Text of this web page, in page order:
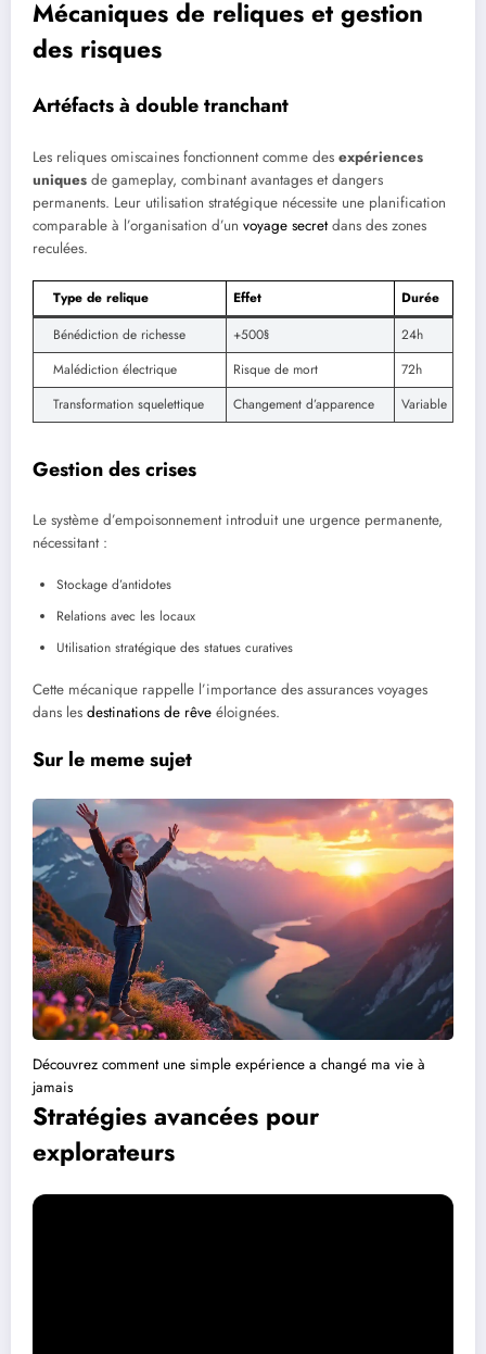
Mécaniques de reliques et gestion
des risques
Artéfacts à double tranchant
Les reliques omiscaines fonctionnent comme des expériences
uniques de gameplay, combinant avantages et dangers
permanents. Leur utilisation stratégique nécessite une planification
comparable à l’organisation d’un voyage secretdans des zones
reculées.
Type de relique Effet
Durée
Bénédiction de richesse
+500§
24h
Malédiction électrique
Risque de mort
72h
Transformation squelettique
Changement d’apparence Variable
Gestion des crises
Le système d’empoisonnement introduit une urgence permanente,
nécessitant :
Stockage d’antidotes
Relations avec les locaux
Utilisation stratégique des statues curatives
Cette mécanique rappelle l’importance des assurances voyages
dans les destinations de rêve éloignées.
Sur le meme sujet
Découvrez comment une simple expérience a changé ma vie à
jamais
Stratégies avancées pour
explorateurs